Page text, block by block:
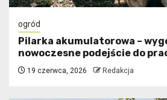
ogród
Pilarka akumulatorowa –
nowoczesne podejście do
19 czerwca, 2026 Redakcja